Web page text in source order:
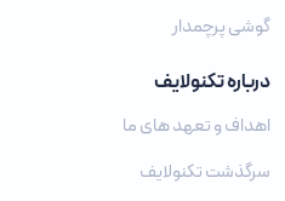
گوشی پرچمدار
درباره تکنولایف
اهداف و تعهد های ما
سرگذشت تکنولایف